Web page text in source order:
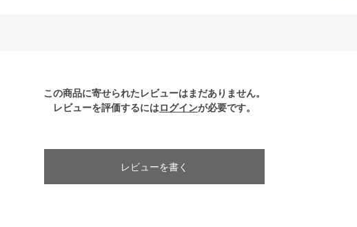
この商品に寄せられたレビューはまだありません。
レビューを評価するにはログインが必要です。
レビューを書く